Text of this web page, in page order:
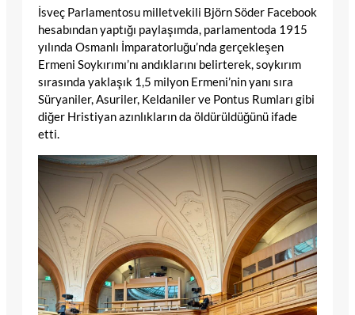
İsveç Parlamentosu milletvekili Björn Söder Facebook
hesabından yaptığı paylaşımda, parlamentoda 1915
yılında Osmanlı İmparatorluğu’nda gerçekleşen
Ermeni Soykırımı’nı andıklarını belirterek, soykırım
sırasında yaklaşık 1,5 milyon Ermeni’nin yanı sıra
Süryaniler, Asuriler, Keldaniler ve Pontus Rumları gibi
diğer Hristiyan azınlıkların da öldürüldüğünü ifade
etti.